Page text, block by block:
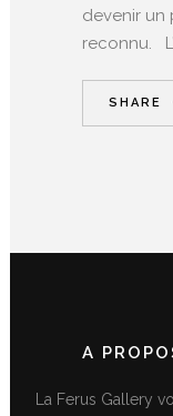
devenir un
reconnu.
SHARE
A
La Ferus Gallery